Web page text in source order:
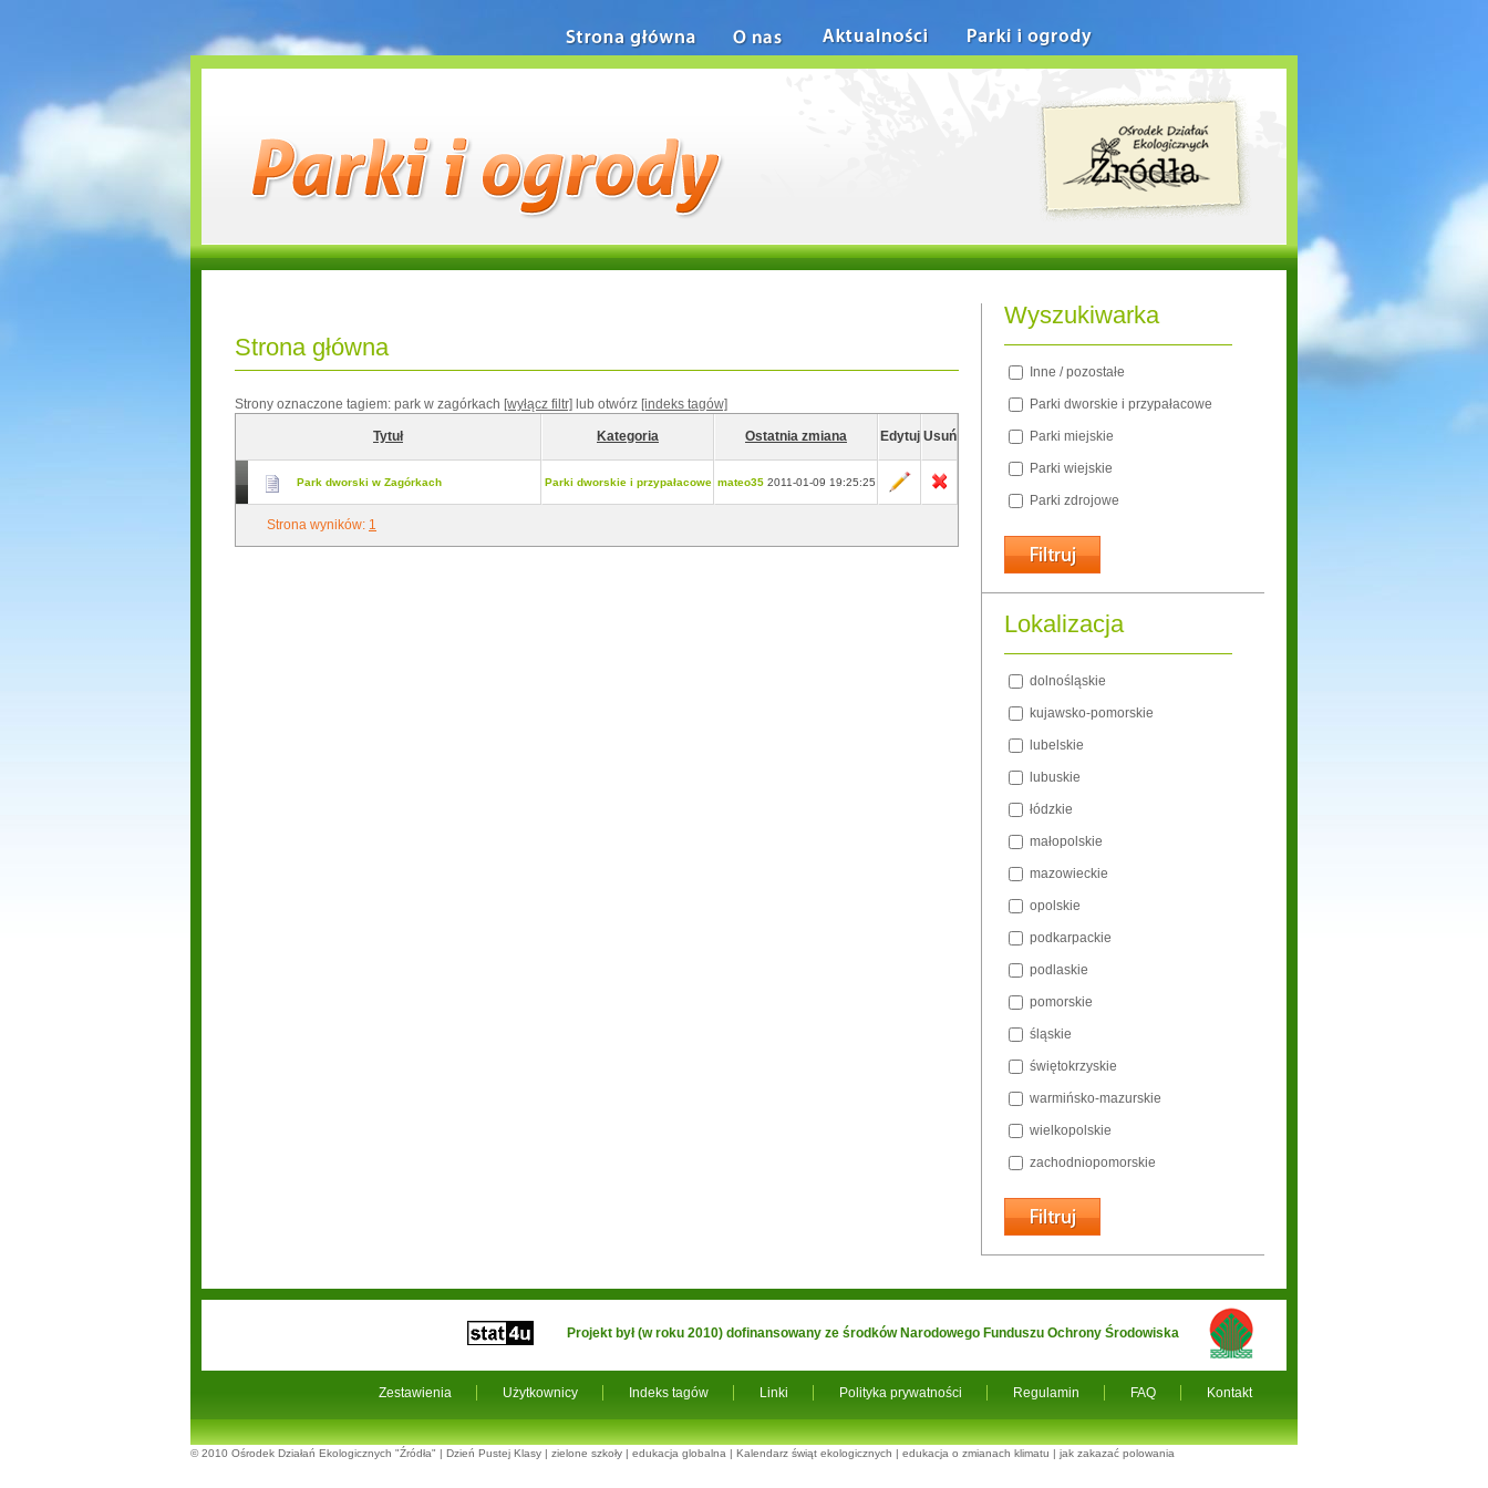
Strona główna
Strony oznaczone tagiem: park w zagórkach [wyłącz filtr] lub otwórz [indeks tagów]
Tytuł Kategoria Ostatnia zmiana Edytuj Usuń
Park dworski w Zagórkach Parki dworskie i przypałacowe mateo35 2011-01-09 19:25:25
Strona wyników: 1
Wyszukiwarka
Inne / pozostałe
Parki dworskie i przypałacowe
Parki miejskie
Parki wiejskie
Parki zdrojowe
Lokalizacja
dolnośląskie
kujawsko-pomorskie
lubelskie
lubuskie
łódzkie
małopolskie
mazowieckie
opolskie
podkarpackie
podlaskie
pomorskie
śląskie
świętokrzyskie
warmińsko-mazurskie
wielkopolskie
zachodniopomorskie
Strona główna O nas Aktualności Parki i ogrody
Zestawienia Użytkownicy Indeks tagów Linki Polityka prywatności Regulamin FAQ Kontakt
Projekt był (w roku 2010) dofinansowany ze środków Narodowego Funduszu Ochrony Środowiska
© 2010 Ośrodek Działań Ekologicznych "Źródła" | Dzień Pustej Klasy | zielone szkoły | edukacja globalna | Kalendarz świąt ekologicznych | edukacja o zmianach klimatu | jak zakazać polowania